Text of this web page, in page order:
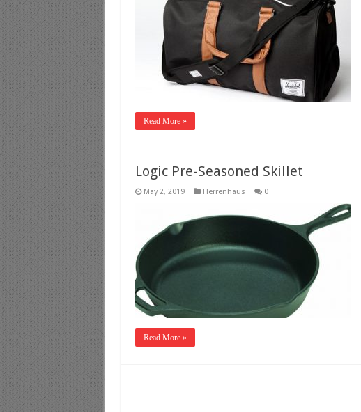
Read More »
Logic Pre-Seasoned Skillet
May 2, 2019 Herrenhaus 0
Read More »